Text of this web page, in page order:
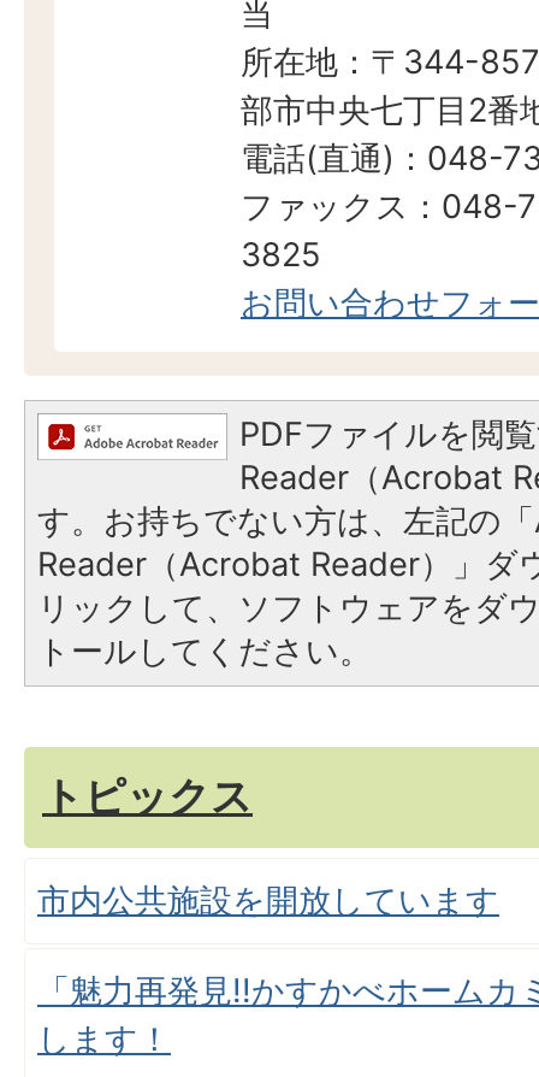
当
所在地：〒344-
部市中央七丁目2番
電話(直通)：048-
ファックス：048-
3825
お問い合わせフォ
PDFファイルを閲
Reader（Acrobat
す。お持ちでない方は、左記の
Reader（Acrobat Reader）」ダ
リックして、ソフトウェアをダ
トールしてください。
トピックス
市内公共施設を開放しています
「魅力再発見!!かすかべホーム
します！